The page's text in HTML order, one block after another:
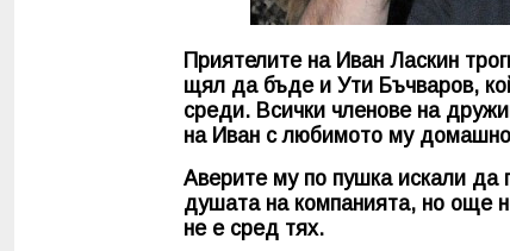
Приятелите на Иван Ласкин
щял да бъде и Ути Бъчваров,
среди. Всички членове на
на Иван с любимото му домашно
Аверите му по пушка искали да
душата на компанията, но още
не е сред тях.